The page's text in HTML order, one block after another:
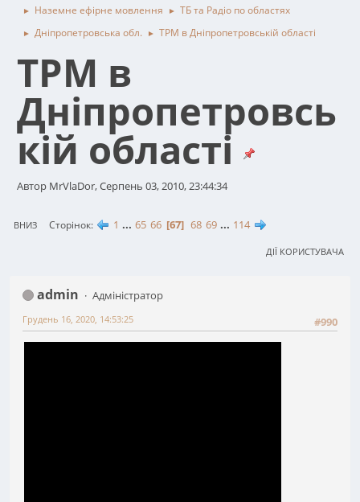
► Наземне ефірне мовлення ► ТБ та Радіо по областях
► Дніпропетровська обл. ► ТРМ в Дніпропетровській області
ТРМ в
Дніпропетровсь
кій області
Автор MrVlaDor, Серпень 03, 2010, 23:44:34
ВНИЗ Сторінок 1 ... 65 66 67 68 69 ... 114
ДІЇ КОРИСТУВАЧА
admin
Адміністратор
#990
Грудень 16, 2020, 14:53:25